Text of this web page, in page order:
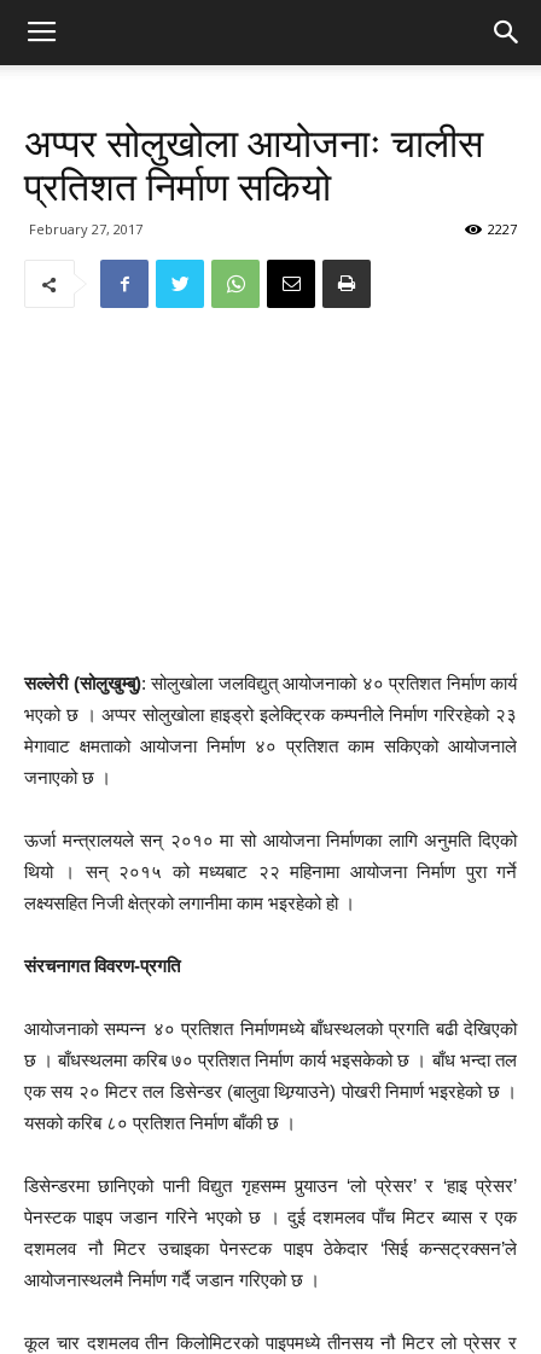
अप्पर सोलुखोला आयोजनाः चालीस
प्रतिशत निर्माण सकियो
February 27, 2017 2227
सल्लेरी (सोलुखुम्बु): सोलुखोला जलविद्युत् आयोजनाको ४० प्रतिशत निर्माण कार्य
भएको छ । अप्पर सोलुखोला हाइड्रो इलेक्ट्रिक कम्पनीले निर्माण गरिरहेको २३
मेगावाट क्षमताको आयोजना निर्माण ४० प्रतिशत काम सकिएको आयोजनाले
जनाएको छ ।
ऊर्जा मन्त्रालयले सन् २०१० मा सो आयोजना निर्माणका लागि अनुमति दिएको
थियो । सन् २०१५ को मध्यबाट २२ महिनामा आयोजना निर्माण पुरा गर्ने
लक्ष्यसहित निजी क्षेत्रको लगानीमा काम भइरहेको हो ।
संरचनागत विवरण-प्रगति
आयोजनाको सम्पन्न ४० प्रतिशत निर्माणमध्ये बाँधस्थलको प्रगति बढी देखिएको
छ । बाँधस्थलमा करिब ७० प्रतिशत निर्माण कार्य भइसकेको छ । बाँध भन्दा तल
एक सय २० मिटर तल डिसेन्डर (बालुवा थिग्र्याउने) पोखरी निमार्ण भइरहेको छ ।
यसको करिब ८० प्रतिशत निर्माण बाँकी छ ।
डिसेन्डरमा छानिएको पानी विद्युत गृहसम्म पुर्‍याउन ‘लो प्रेसर’ र ‘हाइ प्रेसर’
पेनस्टक पाइप जडान गरिने भएको छ । दुई दशमलव पाँच मिटर ब्यास र एक
दशमलव नौ मिटर उचाइका पेनस्टक पाइप ठेकेदार ‘सिई कन्सट्रक्सन’ले
आयोजनास्थलमै निर्माण गर्दै जडान गरिएको छ ।
कूल चार दशमलव तीन किलोमिटरको पाइपमध्ये तीनसय नौ मिटर लो प्रेसर र